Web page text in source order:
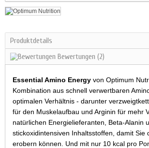
Produktdetails
Bewertungen (2)
Essential Amino Energy von Optimum
Kombination aus schnell verwertbaren
optimalen Verhältnis - darunter
für den Muskelaufbau und Arginin für mehr
natürlichen Energielieferanten, Beta-Alanin
stickoxidintensiven Inhaltsstoffen, damit Sie
erobern können. Und mit nur 10 kcal pro